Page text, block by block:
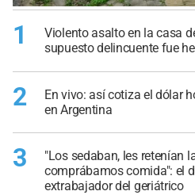
1
Violento asalto en la casa
supuesto delincuente fue
2
En vivo: así cotiza el dólar
en Argentina
3
"Los sedaban, les retenían
comprábamos comida": el
extrabajador del geriátrico